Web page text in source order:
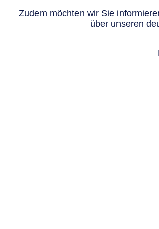
Zudem möchten wir Sie
über unseren